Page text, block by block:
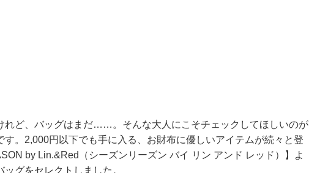
れど、バッグはまだ……。そんな大人にこそチェックしてほしいのが
す。2,000円以下でも手に入る、お財布に優しいアイテムが続々と登
by Lin.&Red（シーズンリーズン バイ リン アンド レッド）】よ
グをセレクトしました。